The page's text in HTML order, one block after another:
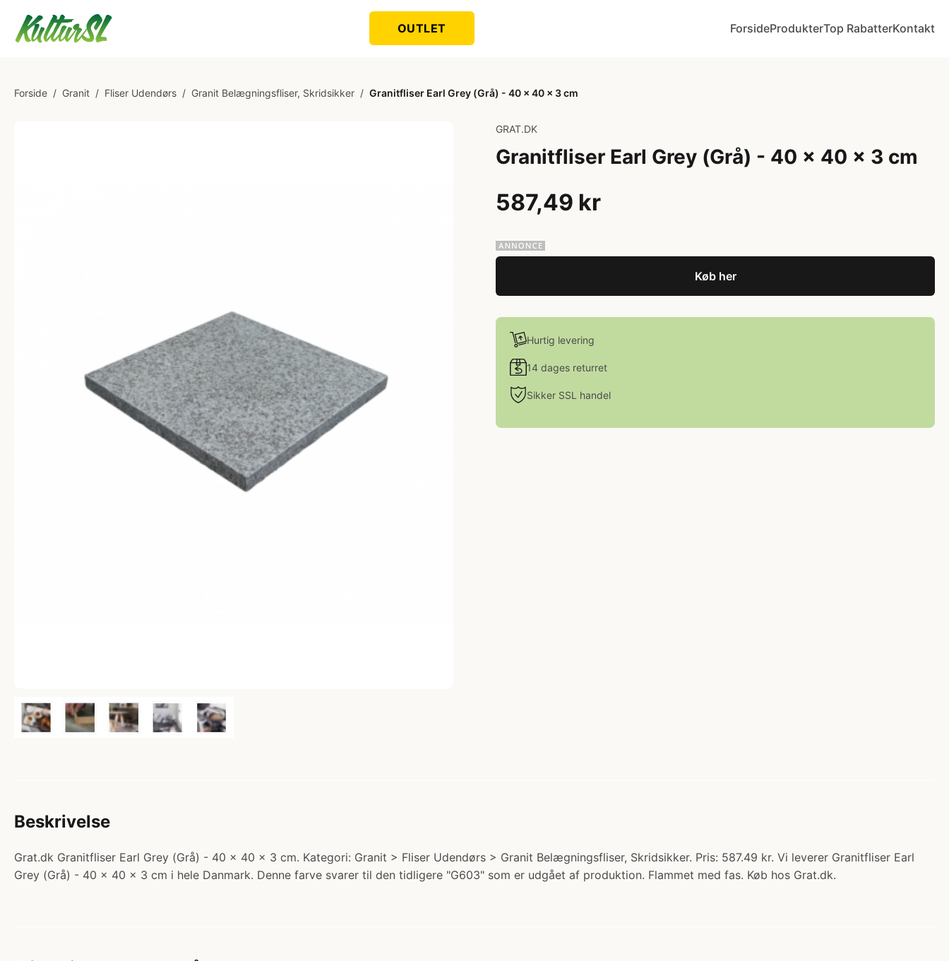
OUTLET ForsideProdukterTop RabatterKontakt
Forside / Granit / Fliser Udendørs / Granit Belægningsfliser, Skridsikker / Granitfliser Earl Grey (Grå) - 40 x 40 x 3 cm
GRAT.DK
Granitfliser Earl Grey (Grå) - 40 x 40 x 3 cm
587,49 kr
Køb her
Hurtig levering
14 dages returret
Sikker SSL handel
Beskrivelse
Grat.dk Granitfliser Earl Grey (Grå) - 40 x 40 x 3 cm. Kategori: Granit > Fliser Udendørs > Granit Belægningsfliser, Skridsikker. Pris: 587.49 kr. Vi leverer Granitfliser Earl
Grey (Grå) - 40 x 40 x 3 cm i hele Danmark. Denne farve svarer til den tidligere "G603" som er udgået af produktion. Flammet med fas. Køb hos Grat.dk.